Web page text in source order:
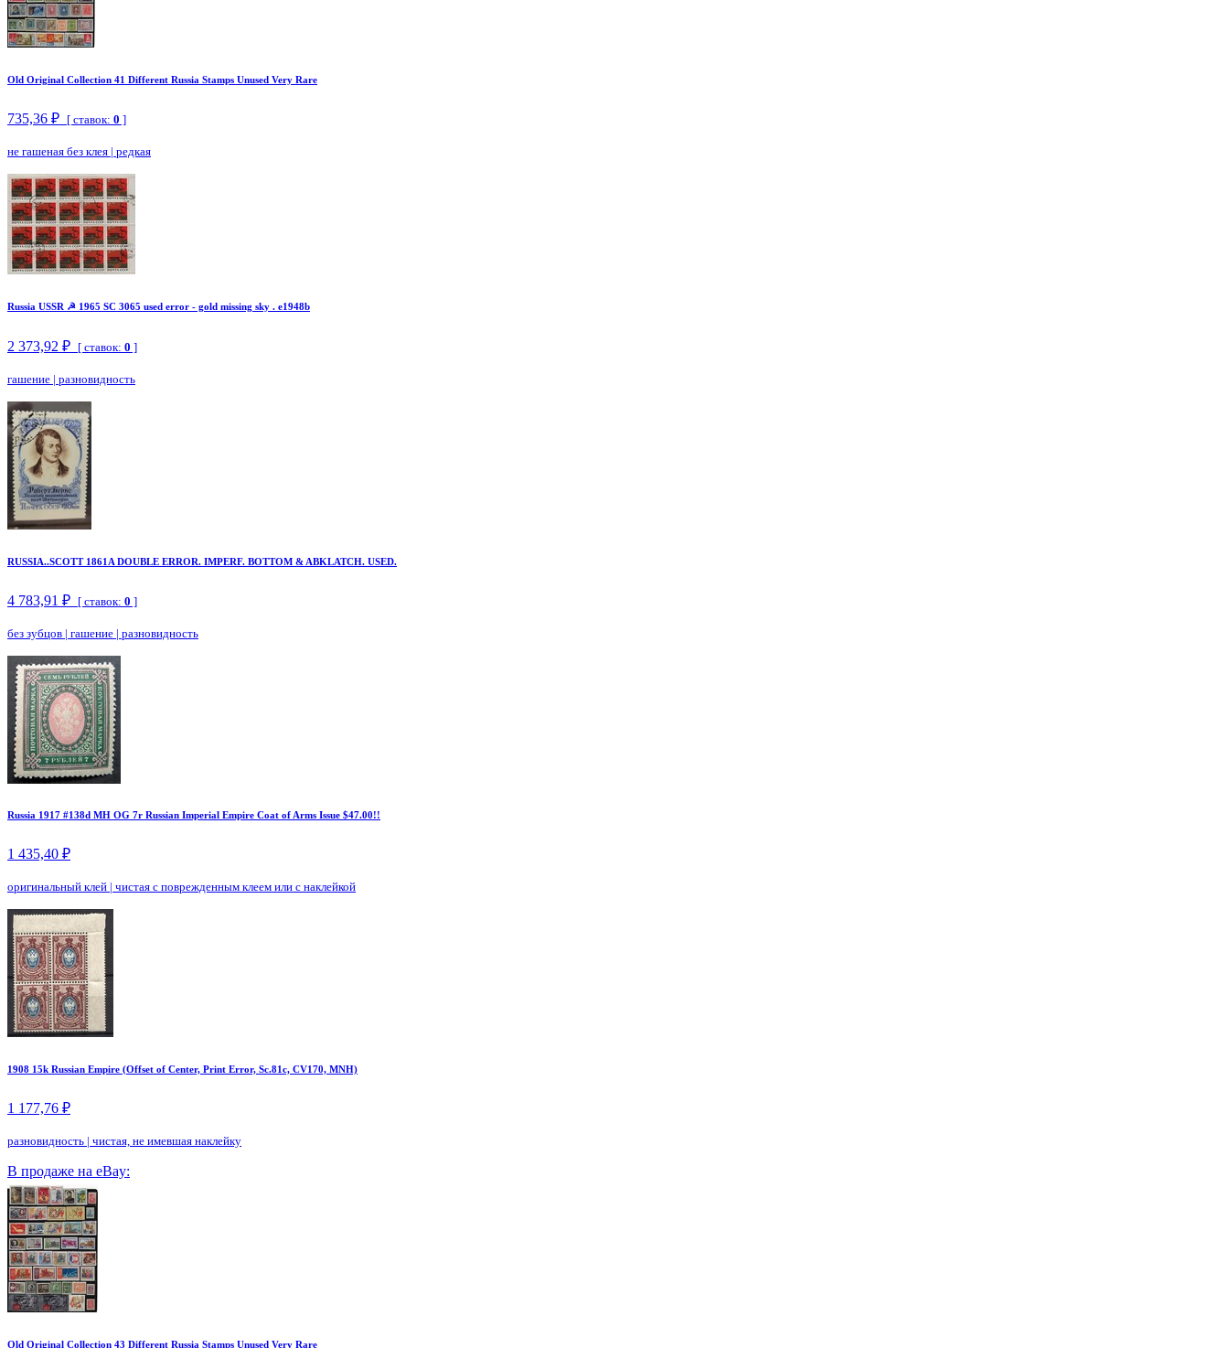
Old Original Collection 41 Different Russia Stamps Unused Very Rare
735,36 ₽ [ ставок: 0 ]
не гашеная без клея | редкая
Russia USSR ☭ 1965 SC 3065 used error - gold missing sky . e1948b
2 373,92 ₽ [ ставок: 0 ]
гашение | разновидность
RUSSIA..SCOTT 1861A DOUBLE ERROR. IMPERF. BOTTOM & ABKLATCH. USED.
4 783,91 ₽ [ ставок: 0 ]
без зубцов | гашение | разновидность
Russia 1917 #138d MH OG 7r Russian Imperial Empire Coat of Arms Issue $47.00!!
1 435,40 ₽
оригинальный клей | чистая с поврежденным клеем или с наклейкой
1908 15k Russian Empire (Offset of Center, Print Error, Sc.81c, CV170, MNH)
1 177,76 ₽
разновидность | чистая, не имевшая наклейку
В продаже на eBay:
Old Original Collection 43 Different Russia Stamps Unused Very Rare